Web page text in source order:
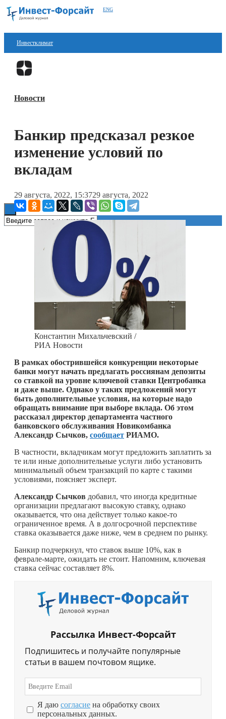
ENG
Инвестклимат
Финансы
Блокчейн
Новости
Банкир предсказал резкое
изменение условий по
вкладам
29 августа, 2022, 15:3729 августа, 2022
Константин Михальчевский /
РИА Новости
В рамках обострившейся конкуренции некоторые
банки могут начать предлагать россиянам депозиты
со ставкой на уровне ключевой ставки Центробанка
и даже выше. Однако у таких предложений могут
быть дополнительные условия, на которые надо
обращать внимание при выборе вклада. Об этом
рассказал директор департамента частного
банковского обслуживания Новикомбанка
Александр Сычков, сообщает РИАМО.
В частности, вкладчикам могут предложить заплатить за
те или иные дополнительные услуги либо установить
минимальный объем транзакций по карте с такими
условиями, поясняет эксперт.
Александр Сычков добавил, что иногда кредитные
организации предлагают высокую ставку, однако
оказывается, что она действует только какое-то
ограниченное время. А в долгосрочной перспективе
ставка оказывается даже ниже, чем в среднем по рынку.
Банкир подчеркнул, что ставок выше 10%, как в
феврале-марте, ожидать не стоит. Напомним, ключевая
ставка сейчас составляет 8%.
Рассылка Инвест-Форсайт
Подпишитесь и получайте популярные
статьи в вашем почтовом ящике.
Я даю согласие на обработку своих
персональных данных.